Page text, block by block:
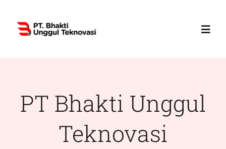
content
Profile
PT Bhakti Unggul
Teknovasi